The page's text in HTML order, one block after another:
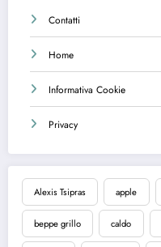
Contatti
Home
Informativa Cookie
Privacy
Alexis Tsipras apple
beppe grillo caldo